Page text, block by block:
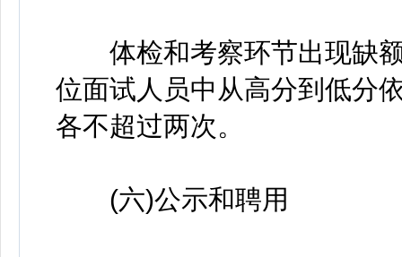
体检和考察环节出现缺额
位面试人员中从高分到低分
各不超过两次。
(六)公示和聘用